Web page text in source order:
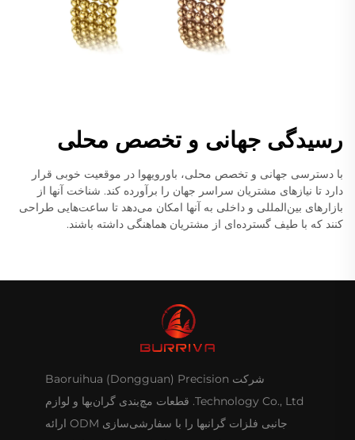
رسیدگی جهانی و تخصص محلی
با دسترسی جهانی و تخصص محلی، باورویهوا در موقعیت خوبی قرار
دارد تا نیازهای مشتریان سراسر جهان را برآورده کند. شناخت آنها از
بازارهای بین‌المللی و داخلی به آنها امکان می‌دهد تا ساعت‌هایی طراحی
کنند که با طیف گسترده‌ای از مشتریان هماهنگی داشته باشند.
شرکت Baoruihua (Dongguan) Precision
Technology Co., Ltd. قطعات مچ‌بندی گران‌بها و لوازم
جانبی فلزات گرانبها را با سفارشی‌سازی ODM ارائه